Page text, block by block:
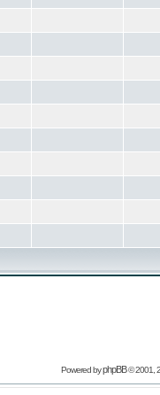
Powered byphpBB© 2001,